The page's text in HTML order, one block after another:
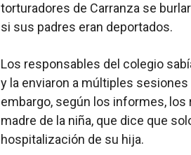
torturadores de Carranza se
si sus padres eran deportados.
Los responsables del colegio
y la enviaron a múltiples
embargo, según los informes,
madre de la niña, que dice que
hospitalización de su hija.